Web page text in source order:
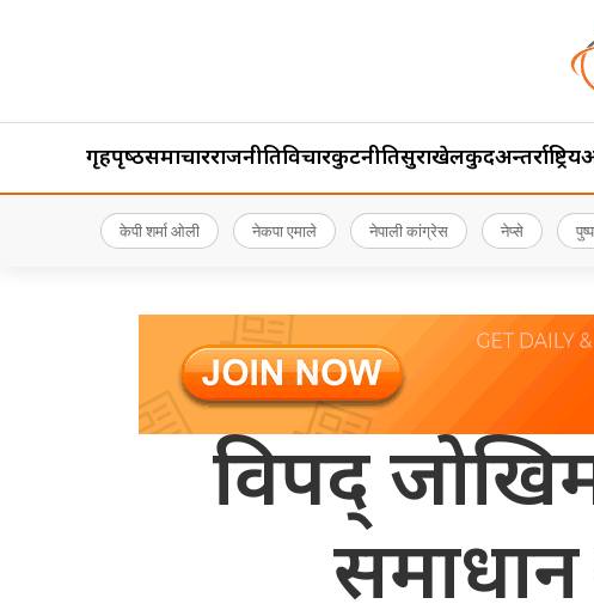
गृहपृष्‍ठसमाचारराजनीतिविचारकुटनीतिसुरक्षाखेलकुदअन्तर्राष्ट्रिय
केपी शर्मा ओली नेकपा एमाले नेपाली कांग्रेस नेप्से
विपद्